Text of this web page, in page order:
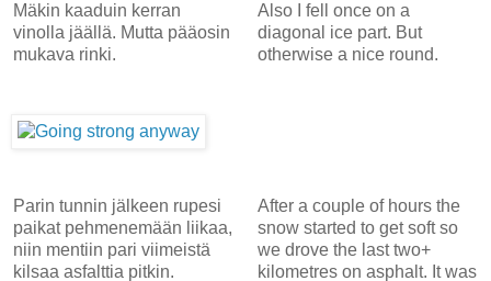
Mäkin kaaduin kerran
vinolla jäällä. Mutta pääosin
mukava rinki.
Also I fell once on a
diagonal ice part. But
otherwise a nice round.
Parin tunnin jälkeen rupesi
paikat pehmenemään liikaa,
niin mentiin pari viimeistä
kilsaa asfalttia pitkin.
After a couple of hours the
snow started to get soft so
we drove the last two+
kilometres on asphalt. It was